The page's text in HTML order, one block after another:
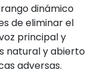
dinámico
de eliminar el
principal y
natural y abierto
adversas.